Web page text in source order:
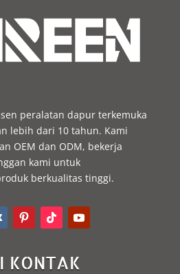
peralatan dapur terkemuka
lebih dari 10 tahun. Kami
OEM dan ODM, bekerja
kami untuk
berkualitas tinggi.
KONTAK